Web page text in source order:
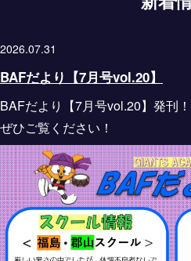
2026.07.31
BAFだより【7月号vol.20】
BAFだより【7月号vol.20】発刊！
ぜひご覧ください！